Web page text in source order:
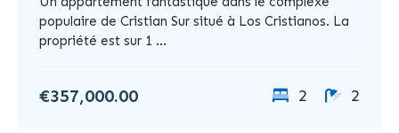
populaire de Cristian Sur situé à Los Cristianos. La
propriété est sur 1 ...
€357,000.00 2 2